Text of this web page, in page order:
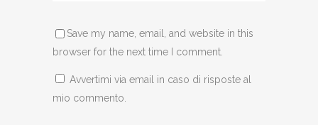
Save my name, email, and website in this
browser for the next time I comment.
Avvertimi via email in caso di risposte al
mio commento.